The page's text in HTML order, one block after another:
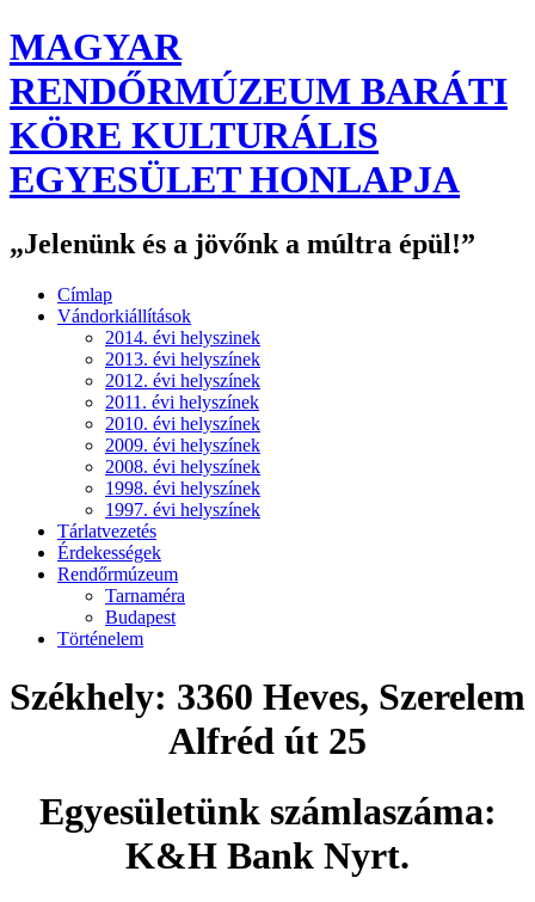
MAGYAR
RENDŐRMÚZEUM BARÁTI
KÖRE KULTURÁLIS
EGYESÜLET HONLAPJA
„Jelenünk és a jövőnk a múltra épül!”
Címlap
Vándorkiállítások
2014. évi helyszinek
2013. évi helyszínek
2012. évi helyszínek
2011. évi helyszínek
2010. évi helyszínek
2009. évi helyszínek
2008. évi helyszínek
1998. évi helyszínek
1997. évi helyszínek
Tárlatvezetés
Érdekességek
Rendőrmúzeum
Tarnaméra
Budapest
Történelem
Székhely: 3360 Heves, Szerelem
Alfréd út 25
Egyesületünk számlaszáma:
K&H Bank Nyrt.